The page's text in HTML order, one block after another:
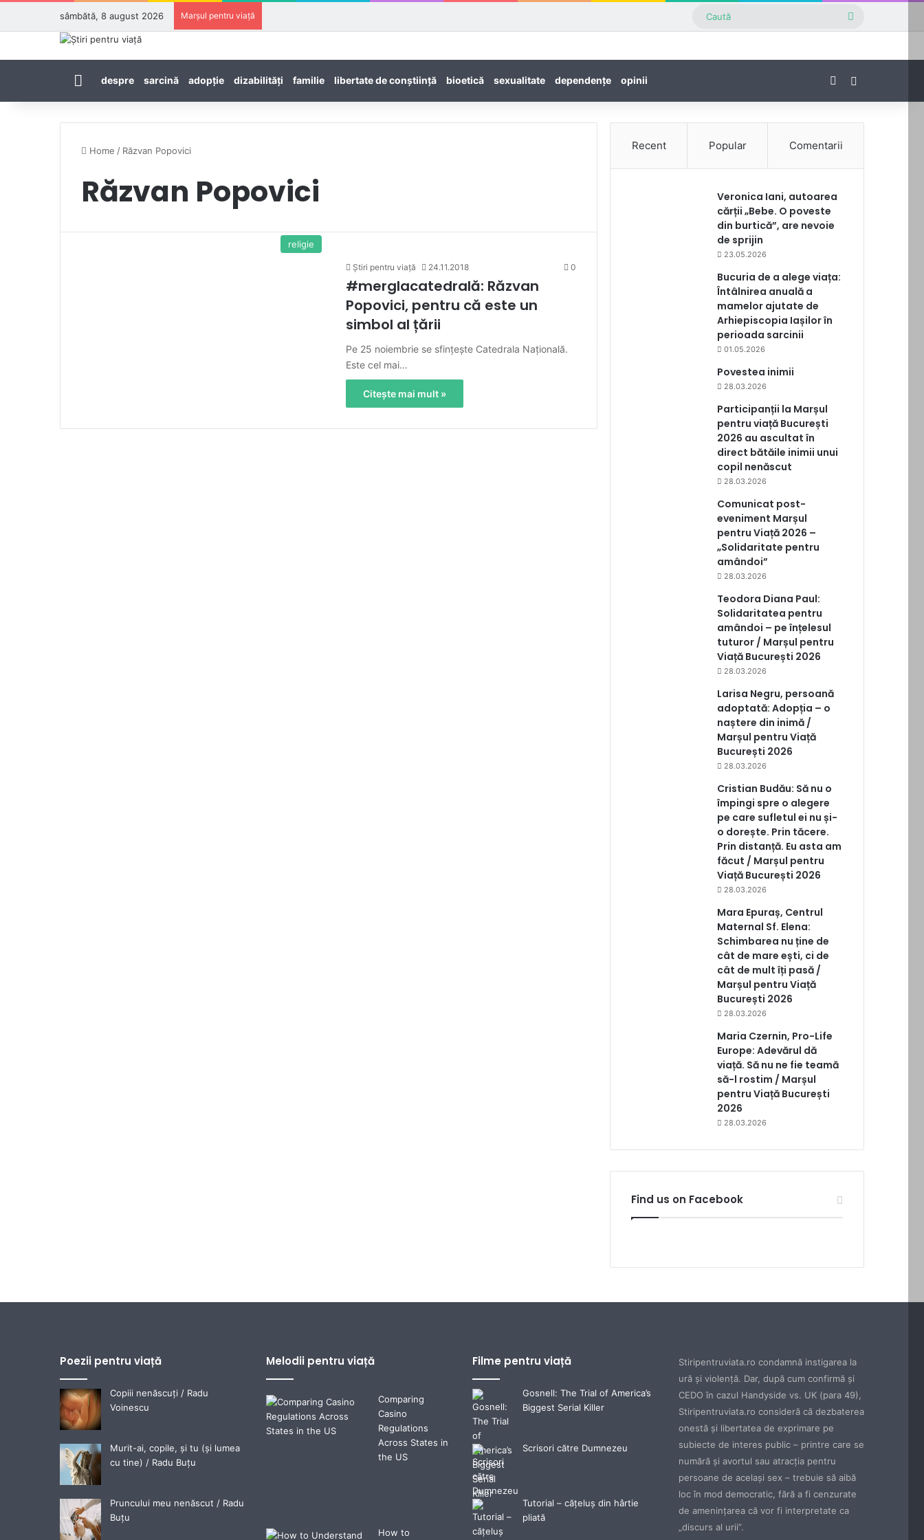
sâmbătă, 8 august 2026 Marșul pentru viață
Prima pagină
despre sarcină adopţie dizabilităţi familie libertate de conștiință bioetică sexualitate dependenţe opinii Facebook
Home / Răzvan Popovici
Răzvan Popovici
religie
Știri pentru viață 24.11.2018 0
#merglacatedrală: Răzvan
Popovici, pentru că este un
simbol al țării
Pe 25 noiembrie se sfințește Catedrala Națională.
Este cel mai…
Citește mai mult »
Recent Popular Comentarii
Veronica Iani, autoarea
cărții „Bebe. O poveste
din burtică”, are nevoie
de sprijin
23.05.2026
Bucuria de a alege viața:
Întâlnirea anuală a
mamelor ajutate de
Arhiepiscopia Iașilor în
perioada sarcinii
01.05.2026
Povestea inimii
28.03.2026
Participanții la Marșul
pentru viață București
2026 au ascultat în
direct bătăile inimii unui
copil nenăscut
28.03.2026
Comunicat post-
eveniment Marșul
pentru Viață 2026 –
„Solidaritate pentru
amândoi”
28.03.2026
Teodora Diana Paul:
Solidaritatea pentru
amândoi – pe înțelesul
tuturor / Marșul pentru
Viață București 2026
28.03.2026
Larisa Negru, persoană
adoptată: Adopția – o
naștere din inimă /
Marșul pentru Viață
București 2026
28.03.2026
Cristian Budău: Să nu o
împingi spre o alegere
pe care sufletul ei nu și-
o dorește. Prin tăcere.
Prin distanță. Eu asta am
făcut / Marșul pentru
Viață București 2026
28.03.2026
Mara Epuraș, Centrul
Maternal Sf. Elena:
Schimbarea nu ține de
cât de mare ești, ci de
cât de mult îți pasă /
Marșul pentru Viață
București 2026
28.03.2026
Maria Czernin, Pro-Life
Europe: Adevărul dă
viață. Să nu ne fie teamă
să-l rostim / Marșul
pentru Viață București
2026
28.03.2026
Find us on Facebook
Poezii pentru viață
Copiii nenăscuți / Radu
Voinescu
Murit-ai, copile, și tu (și lumea
cu tine) / Radu Buțu
Pruncului meu nenăscut / Radu
Buțu
Melodii pentru viață
Comparing
Casino
Regulations
Across States in
the US
How to
Filme pentru viață
Gosnell: The Trial of America’s
Biggest Serial Killer
Scrisori către Dumnezeu
Tutorial – cățeluș din hârtie
pliată
Stiripentruviata.ro condamnă instigarea la
ură şi violenţă. Dar, după cum confirmă şi
CEDO în cazul Handyside vs. UK (para 49),
Stiripentruviata.ro consideră că dezbaterea
onestă şi libertatea de exprimare pe
subiecte de interes public – printre care se
numără şi avortul sau atracţia pentru
persoane de acelaşi sex – trebuie să aibă
loc în mod democratic, fără a fi cenzurate
de ameninţarea că vor fi interpretate ca
„discurs al urii”.